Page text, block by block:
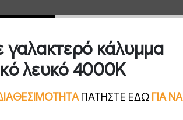
γαλακτερό κάλυμμα
λευκό 4000K
ΠΑΤΗΣΤΕ ΕΔΩ ΓΙΑ ΝΑ